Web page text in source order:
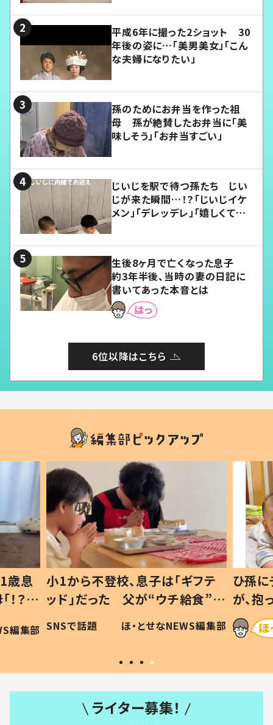
平成6年に撮った2ショット 30
年後の姿に…「美男美女」「こん
な夫婦になりたい」
孫のためにお弁当を作った祖
母 孫が絶賛したお弁当に「美
味しそう」「お弁当すごい」
じいじを駅で待つ孫たち じい
じが来た瞬間…！？「じいじイケ
メン」「デレッデレ」「嬉しくて可
生後8ヶ月で亡くなった息子
約3年半後、当時の妻の日記に
書いてあった本音とは
6位以降はこちら
歳息
？」
編集部
小1から不登校、息子は「ギフテ
ッド」だった 父が“ウチ給食”を
作り続ける理由とは #令和の親
#令和の子
SNSで話題 ほ・とせなNEWS編集部
ひ孫
が、
「涙が
い」
ライター募集！